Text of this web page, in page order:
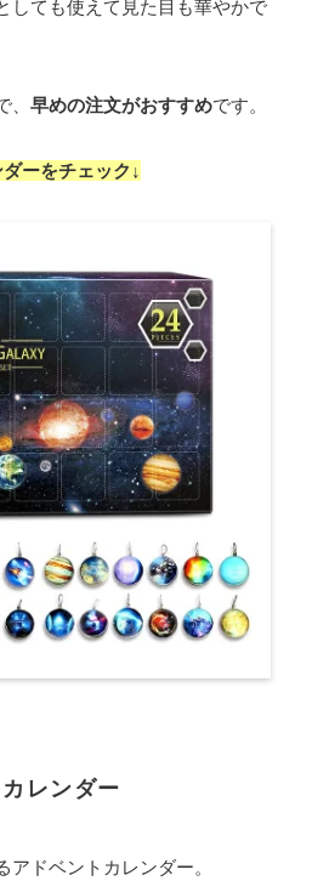
しても使えて見た目も華やかで
早めの注文がおすすめです。
ーをチェック↓
レンダー
ドベントカレンダー。